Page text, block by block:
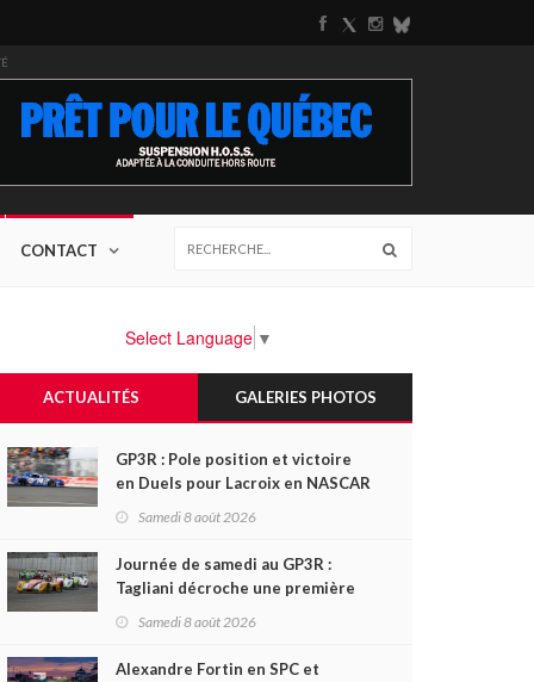
CONTACT
Select Language ▼
ACTUALITÉS GALERIES PHOTOS
GP3R : Pole position et victoire
en Duels pour Lacroix en NASCAR
Canada; Camirand remporte
Samedi 8 août 2026
Journée de samedi au GP3R :
Tagliani décroche une première
victoire en Coupe Radical; des
toutes les séries
Samedi 8 août 2026
Alexandre Fortin en SPC et